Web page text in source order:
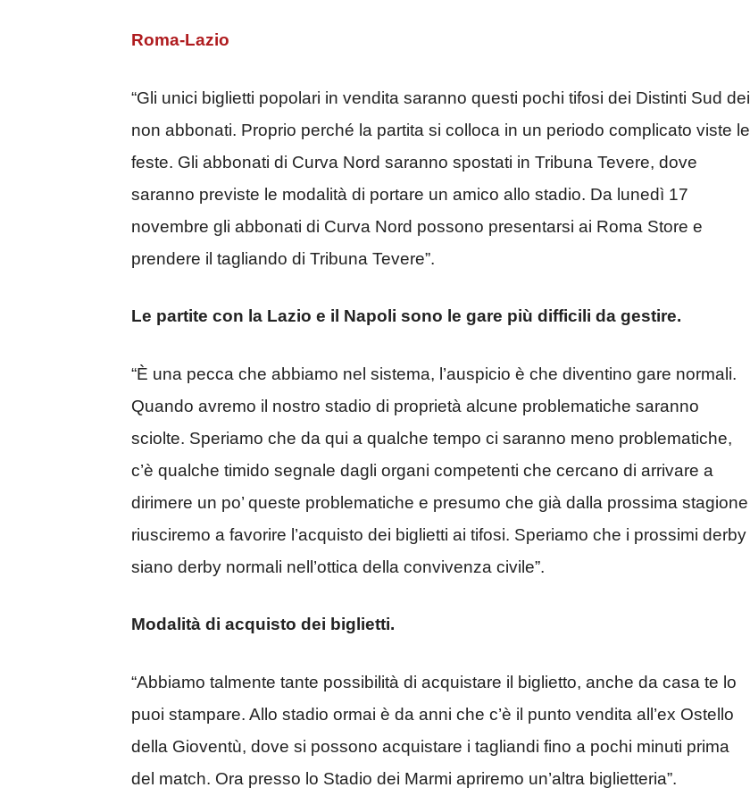
Roma-Lazio
“Gli unici biglietti popolari in vendita saranno questi pochi tifosi dei Distinti Sud dei
non abbonati. Proprio perché la partita si colloca in un periodo complicato viste le
feste. Gli abbonati di Curva Nord saranno spostati in Tribuna Tevere, dove
saranno previste le modalità di portare un amico allo stadio. Da lunedì 17
novembre gli abbonati di Curva Nord possono presentarsi ai Roma Store e
prendere il tagliando di Tribuna Tevere”.
Le partite con la Lazio e il Napoli sono le gare più difficili da gestire.
“È una pecca che abbiamo nel sistema, l’auspicio è che diventino gare normali.
Quando avremo il nostro stadio di proprietà alcune problematiche saranno
sciolte. Speriamo che da qui a qualche tempo ci saranno meno problematiche,
c’è qualche timido segnale dagli organi competenti che cercano di arrivare a
dirimere un po’ queste problematiche e presumo che già dalla prossima stagione
riusciremo a favorire l’acquisto dei biglietti ai tifosi. Speriamo che i prossimi derby
siano derby normali nell’ottica della convivenza civile”.
Modalità di acquisto dei biglietti.
“Abbiamo talmente tante possibilità di acquistare il biglietto, anche da casa te lo
puoi stampare. Allo stadio ormai è da anni che c’è il punto vendita all’ex Ostello
della Gioventù, dove si possono acquistare i tagliandi fino a pochi minuti prima
del match. Ora presso lo Stadio dei Marmi apriremo un’altra biglietteria”.